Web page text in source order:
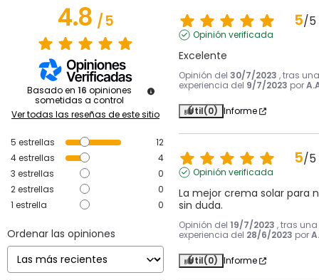
4.8/5
Basado en 16 opiniones
sometidas a control
Ver todas las reseñas de este sitio
5 estrellas
12
4estrellas
4
3 estrellas
0
2estrellas
0
1 estrella 0
Ordenar las opiniones
5/5
Opinión verificada
Excelente
Opinión del 30/7/2023 , tras una
experiencia del 9/7/2023 por
Útil(0) Informe
5/5
Opinión verificada
La mejor crema solar para
sin duda.
Opinión del 19/7/2023 , tras una
experiencia del 28/6/2023 por
Útil(0) Informe